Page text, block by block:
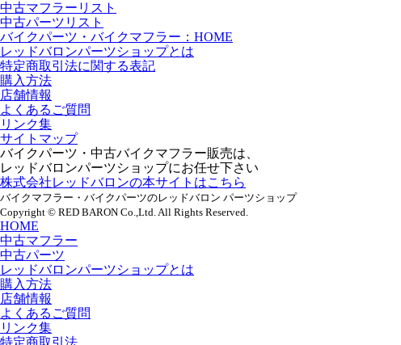
中古マフラーリスト
中古パーツリスト
バイクパーツ・バイクマフラー：HOME
レッドバロンパーツショップとは
特定商取引法に関する表記
購入方法
店舗情報
よくあるご質問
リンク集
サイトマップ
バイクパーツ・中古バイクマフラー販売は、
レッドバロンパーツショップにお任せ下さい
株式会社レッドバロンの本サイトはこちら
バイクマフラー・バイクパーツのレッドバロン パーツショップ
Copyright © RED BARON Co.,Ltd. All Rights Reserved.
HOME
中古マフラー
中古パーツ
レッドバロンパーツショップとは
購入方法
店舗情報
よくあるご質問
リンク集
特定商取引法